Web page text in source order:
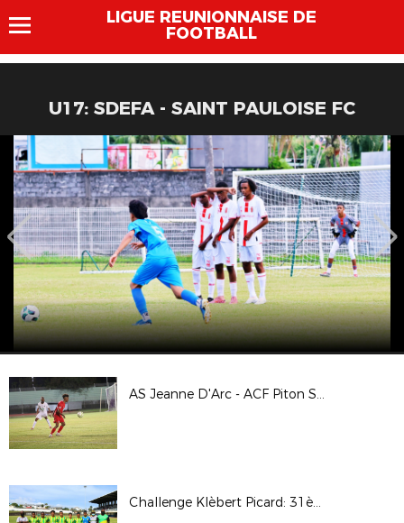
LIGUE REUNIONNAISE DE
FOOTBALL
U17: SDEFA - SAINT PAULOISE FC
AS Jeanne D'Arc - ACF Piton Saint Leu ( 4ème tour Coupe de France )
Challenge Klèbert Picard: 31ème édition ( phase finale )